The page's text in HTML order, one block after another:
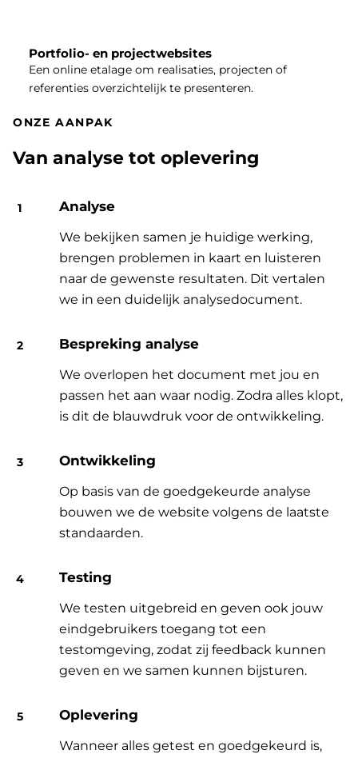
Portfolio- en projectwebsites
Een online etalage om realisaties, projecten of
referenties overzichtelijk te presenteren.
ONZE AANPAK
Van analyse tot oplevering
Analyse
We bekijken samen je huidige werking,
brengen problemen in kaart en luisteren
naar de gewenste resultaten. Dit vertalen
we in een duidelijk analysedocument.
Bespreking analyse
We overlopen het document met jou en
passen het aan waar nodig. Zodra alles klopt,
is dit de blauwdruk voor de ontwikkeling.
Ontwikkeling
Op basis van de goedgekeurde analyse
bouwen we de website volgens de laatste
standaarden.
Testing
We testen uitgebreid en geven ook jouw
eindgebruikers toegang tot een
testomgeving, zodat zij feedback kunnen
geven en we samen kunnen bijsturen.
Oplevering
Wanneer alles getest en goedgekeurd is,